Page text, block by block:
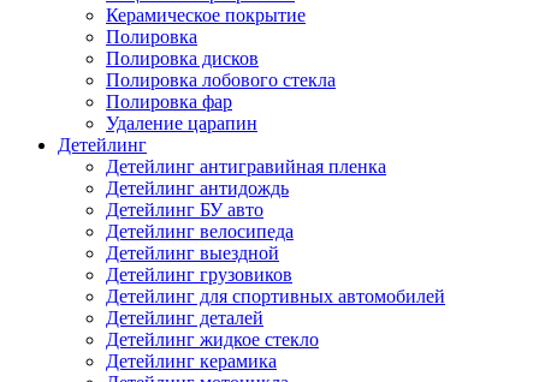
Керамическое покрытие
Полировка
Полировка дисков
Полировка лобового стекла
Полировка фар
Удаление царапин
Детейлинг
Детейлинг антигравийная пленка
Детейлинг антидождь
Детейлинг БУ авто
Детейлинг велосипеда
Детейлинг выездной
Детейлинг грузовиков
Детейлинг для спортивных автомобилей
Детейлинг деталей
Детейлинг жидкое стекло
Детейлинг керамика